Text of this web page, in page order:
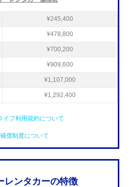
¥245,400
¥478,800
¥700,200
¥909,600
¥1,107,000
¥1,292,400
イフ利用規約について
償制度について
レンタカーの特徴